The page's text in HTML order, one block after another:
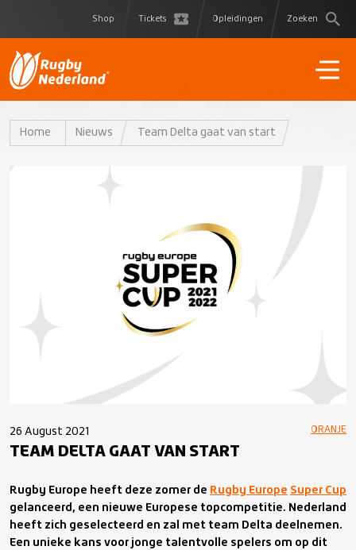
Shop Tickets Opleidingen Zoeken
Home Nieuws Team Delta gaat van start
26 August 2021 ORANJE
TEAM DELTA GAAT VAN START
Rugby Europe heeft deze zomer de Rugby Europe Super Cup
gelanceerd, een nieuwe Europese topcompetitie. Nederland
heeft zich geselecteerd en zal met team Delta deelnemen.
Een unieke kans voor jonge talentvolle spelers om op dit